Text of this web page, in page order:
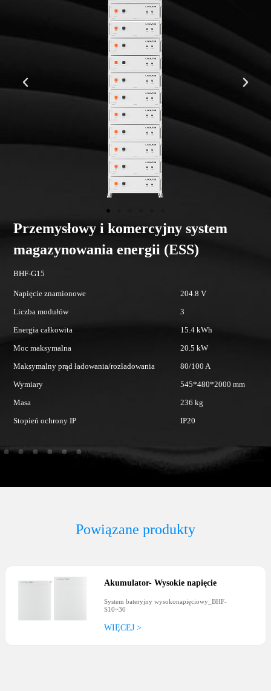
i komercyjny system
energii (ESS)
ładowania/rozładowania
IP
80/100 A
545*480*2000 mm
Energia całkowita
Maksymalny prąd
Wymiary
Powiązane produkty
Akumulator-Wysokie napięcie
System bateryjny wysokonapięciowy_BHF-
S10~30
WIĘCEJ >